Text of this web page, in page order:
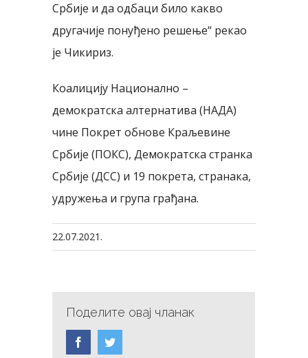
Србије и да одбаци било какво
другачије понуђено решење“ рекао
је Чикириз.
Коалицију Национално –
демократска алтернатива (НАДА)
чине Покрет обнове Краљевине
Србије (ПОКС), Демократска странка
Србије (ДСС) и 19 покрета, странака,
удружења и група грађана.
22.07.2021.
Поделите овај чланак
FacebookTwitter